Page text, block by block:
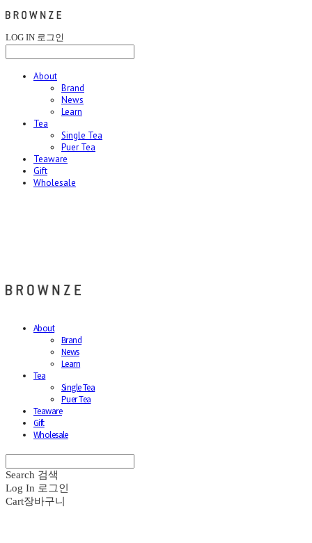
LOG IN 로그인
About
Brand
News
Learn
Tea
Single Tea
Puer Tea
Teaware
Gift
Wholesale
About
Brand
News
Learn
Tea
Single Tea
Puer Tea
Teaware
Gift
Wholesale
Search 검색
Log In 로그인
Cart장바구니